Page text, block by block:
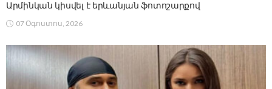
Արմինկան կիսվել է երևանյան ֆոտոշարքով
07 Օգոստոս, 2026